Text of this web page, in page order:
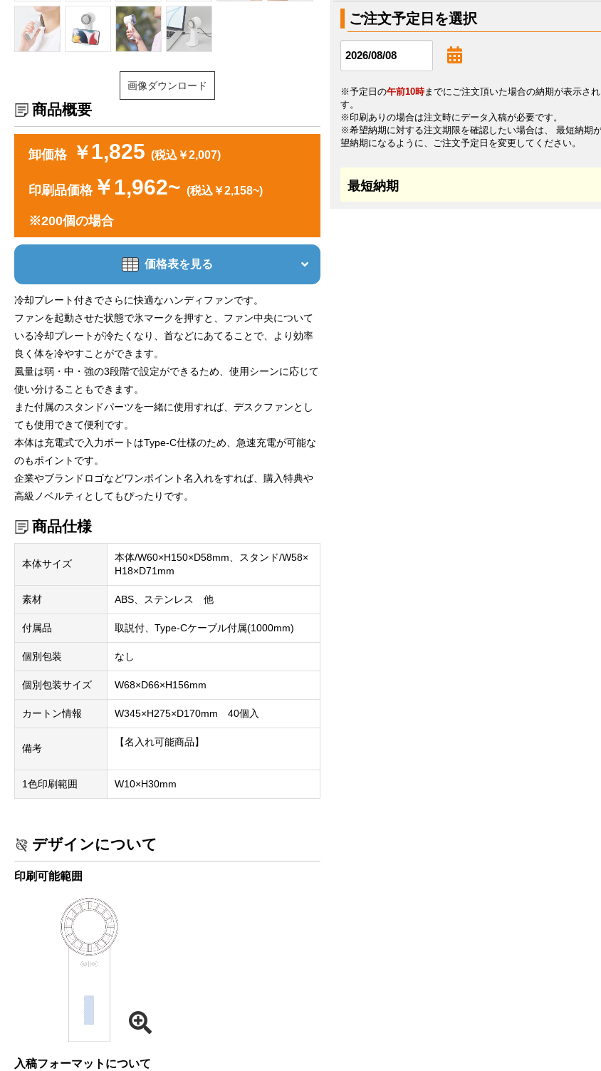
画像ダウンロード
商品概要
卸価格 ￥1,825 (税込￥2,007)
印刷品価格￥1,962~ (税込￥2,158~)
※200個の場合
価格表を見る
冷却プレート付きでさらに快適なハンディファンです。
ファンを起動させた状態で氷マークを押すと、ファン中央について
いる冷却プレートが冷たくなり、首などにあてることで、より効率
良く体を冷やすことができます。
風量は弱・中・強の3段階で設定ができるため、使用シーンに応じて
使い分けることもできます。
また付属のスタンドパーツを一緒に使用すれば、デスクファンとし
ても使用できて便利です。
本体は充電式で入力ポートはType-C仕様のため、急速充電が可能な
のもポイントです。
企業やブランドロゴなどワンポイント名入れをすれば、購入特典や
高級ノベルティとしてもぴったりです。
商品仕様
本体サイズ
本体/W60×H150×D58mm、スタンド/W58×
H18×D71mm
素材 ABS、ステンレス 他
付属品 取説付、Type-Cケーブル付属(1000mm)
個別包装 なし
個別包装サイズ W68×D66×H156mm
カートン情報 W345×H275×D170mm 40個入
備考
【名入れ可能商品】
1色印刷範囲 W10×H30mm
デザインについて
印刷可能範囲
入稿フォーマットについて
ご注文予定日を選択
※予定日の午前10時までにご注文頂いた場合の納期が表示され
す。
※印刷ありの場合は注文時にデータ入稿が必要です。
※希望納期に対する注文期限を確認したい場合は、 最短納期
望納期になるように、ご注文予定日を変更してください。
最短納期